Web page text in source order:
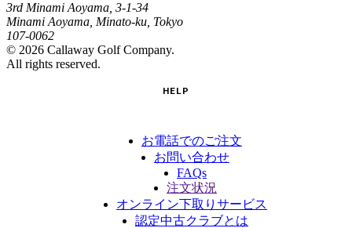
3rd Minami Aoyama, 3-1-34
Minami Aoyama, Minato-ku, Tokyo
107-0062
© 2026 Callaway Golf Company.
All rights reserved.
HELP
お電話でのご注文
お問い合わせ
FAQs
注文状況
オンライン下取りサービス
認定中古クラブとは